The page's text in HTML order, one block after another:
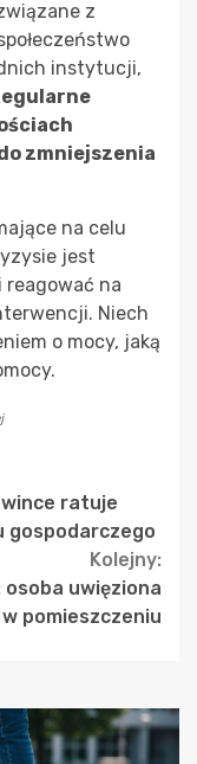
z
instytucji,
zmniejszenia
na celu
jest
reagować na
Niech
o mocy, jaką
ratuje
gospodarczego
Kolejny:
uwięziona
w pomieszczeniu